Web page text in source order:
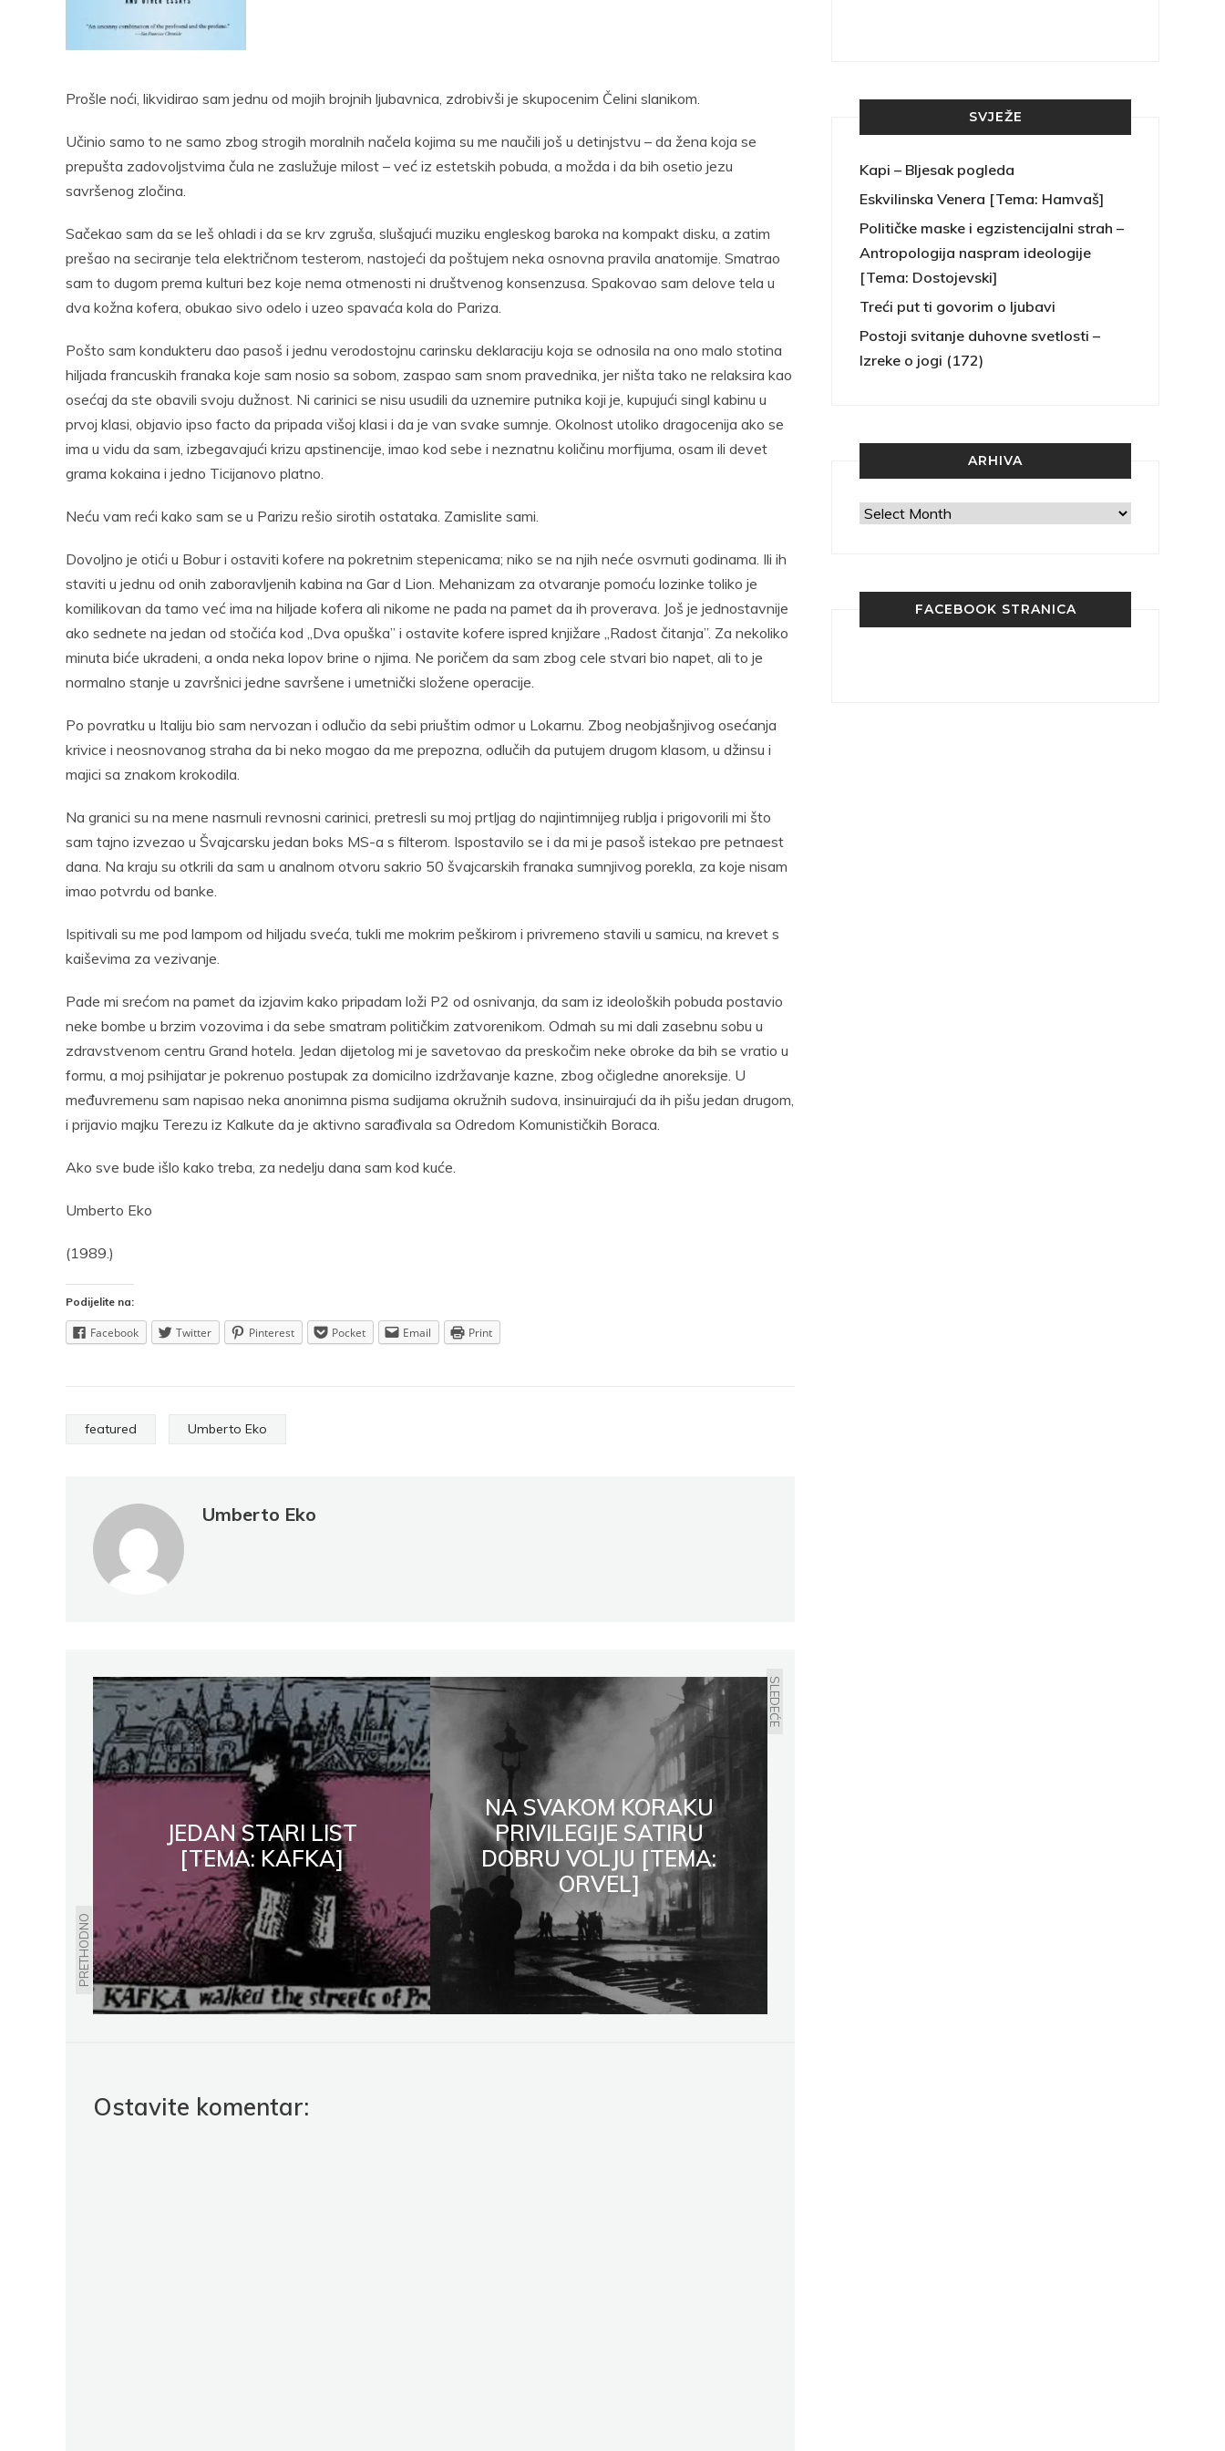
Prošle noći, likvidirao sam jednu od mojih brojnih ljubavnica, zdrobivši je skupocenim Čelini slanikom.
Učinio samo to ne samo zbog strogih moralnih načela kojima su me naučili još u detinjstvu – da žena koja se
prepušta zadovoljstvima čula ne zaslužuje milost – već iz estetskih pobuda, a možda i da bih osetio jezu
savršenog zločina.
Sačekao sam da se leš ohladi i da se krv zgruša, slušajući muziku engleskog baroka na kompakt disku, a zatim
prešao na seciranje tela električnom testerom, nastojeći da poštujem neka osnovna pravila anatomije. Smatrao
sam to dugom prema kulturi bez koje nema otmenosti ni društvenog konsenzusa. Spakovao sam delove tela u
dva kožna kofera, obukao sivo odelo i uzeo spavaća kola do Pariza.
Pošto sam kondukteru dao pasoš i jednu verodostojnu carinsku deklaraciju koja se odnosila na ono malo stotina
hiljada francuskih franaka koje sam nosio sa sobom, zaspao sam snom pravednika, jer ništa tako ne relaksira kao
osećaj da ste obavili svoju dužnost. Ni carinici se nisu usudili da uznemire putnika koji je, kupujući singl kabinu u
prvoj klasi, objavio ipso facto da pripada višoj klasi i da je van svake sumnje. Okolnost utoliko dragocenija ako se
ima u vidu da sam, izbegavajući krizu apstinencije, imao kod sebe i neznatnu količinu morfijuma, osam ili devet
grama kokaina i jedno Ticijanovo platno.
Neću vam reći kako sam se u Parizu rešio sirotih ostataka. Zamislite sami.
Dovoljno je otići u Bobur i ostaviti kofere na pokretnim stepenicama; niko se na njih neće osvrnuti godinama. Ili ih
staviti u jednu od onih zaboravljenih kabina na Gar d Lion. Mehanizam za otvaranje pomoću lozinke toliko je
komilikovan da tamo već ima na hiljade kofera ali nikome ne pada na pamet da ih proverava. Još je jednostavnije
ako sednete na jedan od stočića kod „Dva opuška” i ostavite kofere ispred knjižare „Radost čitanja”. Za nekoliko
minuta biće ukradeni, a onda neka lopov brine o njima. Ne poričem da sam zbog cele stvari bio napet, ali to je
normalno stanje u završnici jedne savršene i umetnički složene operacije.
Po povratku u Italiju bio sam nervozan i odlučio da sebi priuštim odmor u Lokarnu. Zbog neobjašnjivog osećanja
krivice i neosnovanog straha da bi neko mogao da me prepozna, odlučih da putujem drugom klasom, u džinsu i
majici sa znakom krokodila.
Na granici su na mene nasrnuli revnosni carinici, pretresli su moj prtljag do najintimnijeg rublja i prigovorili mi što
sam tajno izvezao u Švajcarsku jedan boks MS-a s filterom. Ispostavilo se i da mi je pasoš istekao pre petnaest
dana. Na kraju su otkrili da sam u analnom otvoru sakrio 50 švajcarskih franaka sumnjivog porekla, za koje nisam
imao potvrdu od banke.
Ispitivali su me pod lampom od hiljadu sveća, tukli me mokrim peškirom i privremeno stavili u samicu, na krevet s
kaiševima za vezivanje.
Pade mi srećom na pamet da izjavim kako pripadam loži P2 od osnivanja, da sam iz ideoloških pobuda postavio
neke bombe u brzim vozovima i da sebe smatram političkim zatvorenikom. Odmah su mi dali zasebnu sobu u
zdravstvenom centru Grand hotela. Jedan dijetolog mi je savetovao da preskočim neke obroke da bih se vratio u
formu, a moj psihijatar je pokrenuo postupak za domicilno izdržavanje kazne, zbog očigledne anoreksije. U
međuvremenu sam napisao neka anonimna pisma sudijama okružnih sudova, insinuirajući da ih pišu jedan drugom,
i prijavio majku Terezu iz Kalkute da je aktivno sarađivala sa Odredom Komunističkih Boraca.
Ako sve bude išlo kako treba, za nedelju dana sam kod kuće.
Umberto Eko
(1989.)
Podijelite na:
Facebook Twitter Pinterest Pocket Email Print
featured Umberto Eko
Umberto Eko
PRETHODNO
JEDAN STARI LIST
[TEMA: KAFKA]
SLEDEĆE
NA SVAKOM KORAKU
PRIVILEGIJE SATIRU
DOBRU VOLJU [TEMA:
ORVEL]
Ostavite komentar:
SVJEŽE
Kapi – Bljesak pogleda
Eskvilinska Venera [Tema: Hamvaš]
Političke maske i egzistencijalni strah –
Antropologija naspram ideologije
[Tema: Dostojevski]
Treći put ti govorim o ljubavi
Postoji svitanje duhovne svetlosti –
Izreke o jogi (172)
ARHIVA
Arhiva
FACEBOOK STRANICA